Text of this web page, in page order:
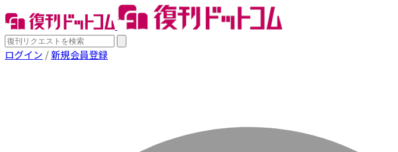
ログイン /新規会員登録